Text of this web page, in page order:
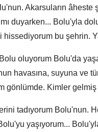
Akarsuların âheste
duyarken... Bolu'yla
hissediyorum bu şehrin.
oluyorum Bolu'da
havasına, suyuna ve
gönlümde. Kimler
tadıyorum Bolu'nun.
yaşıyorum...